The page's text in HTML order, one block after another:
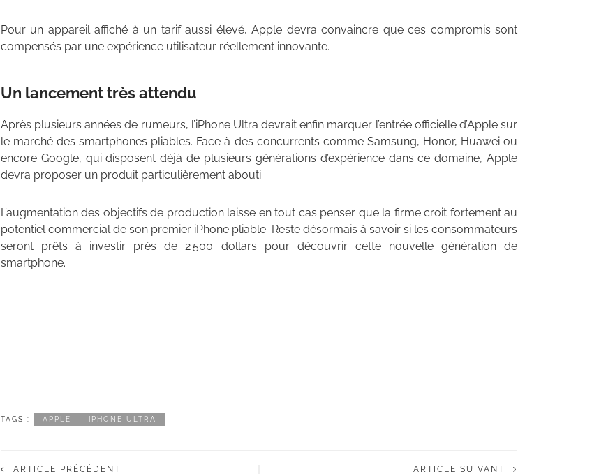
Pour un appareil affiché à un tarif aussi élevé, Apple devra convaincre que ces compromis sont
compensés par une expérience utilisateur réellement innovante.
Un lancement très attendu
Après plusieurs années de rumeurs, l’iPhone Ultra devrait enfin marquer l’entrée officielle d’Apple sur
le marché des smartphones pliables. Face à des concurrents comme Samsung, Honor, Huawei ou
encore Google, qui disposent déjà de plusieurs générations d’expérience dans ce domaine, Apple
devra proposer un produit particulièrement abouti.
L’augmentation des objectifs de production laisse en tout cas penser que la firme croit fortement au
potentiel commercial de son premier iPhone pliable. Reste désormais à savoir si les consommateurs
seront prêts à investir près de 2 500 dollars pour découvrir cette nouvelle génération de
smartphone.
TAGS : APPLE IPHONE ULTRA
ARTICLE PRÉCÉDENT ARTICLE SUIVANT